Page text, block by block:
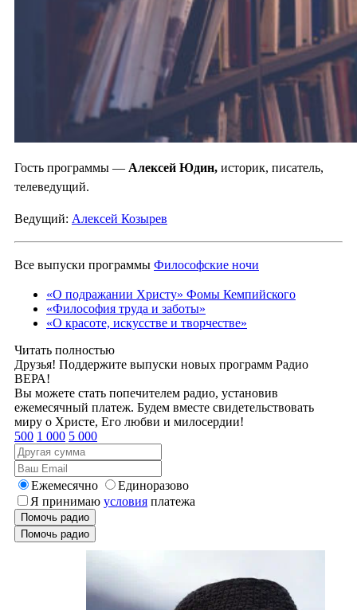
Гость программы — Алексей Юдин, историк, писатель,
телеведущий.
Ведущий: Алексей Козырев
Все выпуски программы Философские ночи
«О подражании Христу» Фомы Кемпийского
«Философия труда и заботы»
«О красоте, искусстве и творчестве»
Читать полностью
Друзья! Поддержите выпуски новых программ Радио
ВЕРА!
Вы можете стать попечителем радио, установив
ежемесячный платеж. Будем вместе свидетельствовать
миру о Христе, Его любви и милосердии!
500 1 000 5 000
Ежемесячно
Единоразово
Я принимаю условия платежа
Помочь радио
Помочь радио